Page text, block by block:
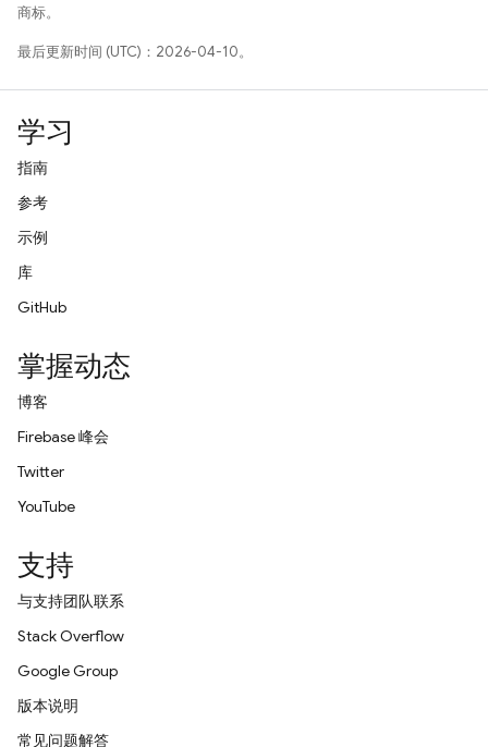
商标。
最后更新时间 (UTC)：2026-04-10。
学习
指南
参考
示例
库
GitHub
掌握动态
博客
Firebase 峰会
Twitter
YouTube
支持
与支持团队联系
Stack Overflow
Google Group
版本说明
常见问题解答